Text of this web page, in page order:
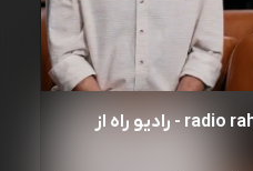
همه چیز درباره پادکست radio rah - رادیو راه از